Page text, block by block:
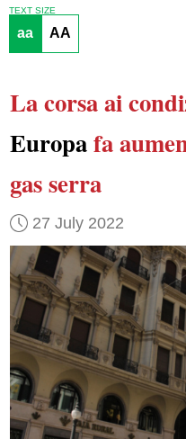
TEXT SIZE
aa AA
La corsa ai
Europafa
gas serra
27 July 2022